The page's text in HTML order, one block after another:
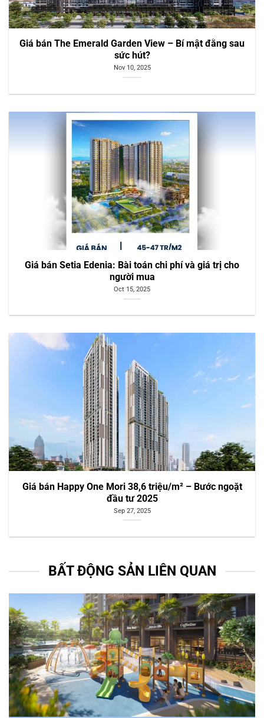
Giá bán The Emerald Garden View – Bí mật đằng sau
sức hút?
Nov 10, 2025
Giá bán Setia Edenia: Bài toán chi phí và giá trị cho
người mua
Oct 15, 2025
Giá bán Happy One Mori 38,6 triệu/m² – Bước ngoặt
đầu tư 2025
Sep 27, 2025
BẤT ĐỘNG SẢN LIÊN QUAN